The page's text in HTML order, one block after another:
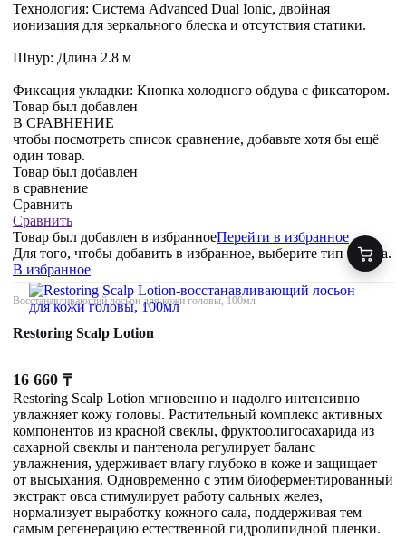
Технология: Система Advanced Dual Ionic, двойная
ионизация для зеркального блеска и отсутствия статики.
Шнур: Длина 2.8 м
Фиксация укладки: Кнопка холодного обдува с фиксатором.
Товар был добавлен
В СРАВНЕНИЕ
чтобы посмотреть список сравнение, добавьте хотя бы ещё
один товар.
Товар был добавлен
в сравнение
Сравнить
Сравнить
Товар был добавлен в избранноеПерейти в избранное
Для того, чтобы добавить в избранное, выберите тип товара.
В избранное
Восстанавливающий лосьон для кожи головы, 100мл
Restoring Scalp Lotion
16 660 ₸
Restoring Scalp Lotion мгновенно и надолго интенсивно
увлажняет кожу головы. Растительный комплекс активных
компонентов из красной свеклы, фруктоолигосахарида из
сахарной свеклы и пантенола регулирует баланс
увлажнения, удерживает влагу глубоко в коже и защищает
от высыхания. Одновременно с этим биоферментированный
экстракт овса стимулирует работу сальных желез,
нормализует выработку кожного сала, поддерживая тем
самым регенерацию естественной гидролипидной пленки.